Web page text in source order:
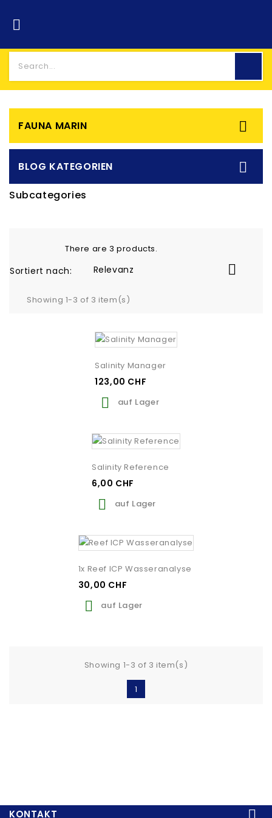

FAUNA MARIN 
BLOG KATEGORIEN 
Subcategories
There are 3 products.
Sortiert nach: Relevanz 
Showing 1-3 of 3 item(s)
Salinity Manager
123,00 CHF
 auf Lager
Salinity Reference
6,00 CHF
 auf Lager
1x Reef ICP Wasseranalyse
30,00 CHF
 auf Lager
Showing 1-3 of 3 item(s)
1
KONTAKT 